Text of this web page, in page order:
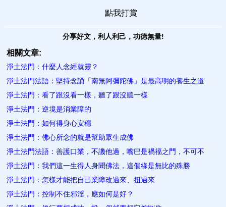
點我打賞
分享好文，利人利己，功德無量!
相關文章:
淨土法門：什麼人念經就靈？
淨土法門法語：堅持念誦「南無阿彌陀佛」是最高明的養生之道
淨土法門：看了跟沒看一樣，聽了跟沒聽一樣
淨土法門：逆境是消業障的
淨土法門：如何得身心安穩
淨土法門：佛心所念的就是幫助眾生成佛
淨土法門法語：善護口業，不譏他過，嘴巴是禍福之門，不可不
淨土法門：我們這一生得人身聞佛法，這個緣是無比的殊勝
淨土法門：怎樣才能把自己業障改過來、扭過來
淨土法門：控制不住邪淫，應如何是好？